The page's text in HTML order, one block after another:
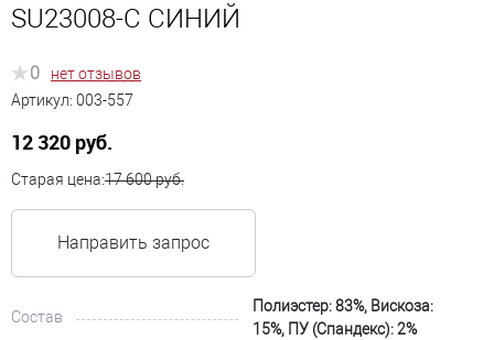
SU23008-С СИНИЙ
0
нет отзывов
Артикул: 003-557
12 320 руб.
Старая цена:17 600 руб.
Направить запрос
Состав
Полиэстер: 83%, Вискоза:
15%, ПУ (Спандекс): 2%